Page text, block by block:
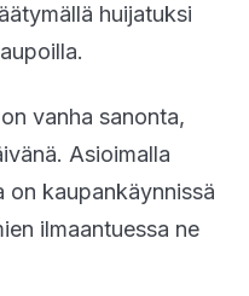
huijatuksi
vanha sanonta,
Asioimalla
on kaupankäynnissä
ilmaantuessa ne